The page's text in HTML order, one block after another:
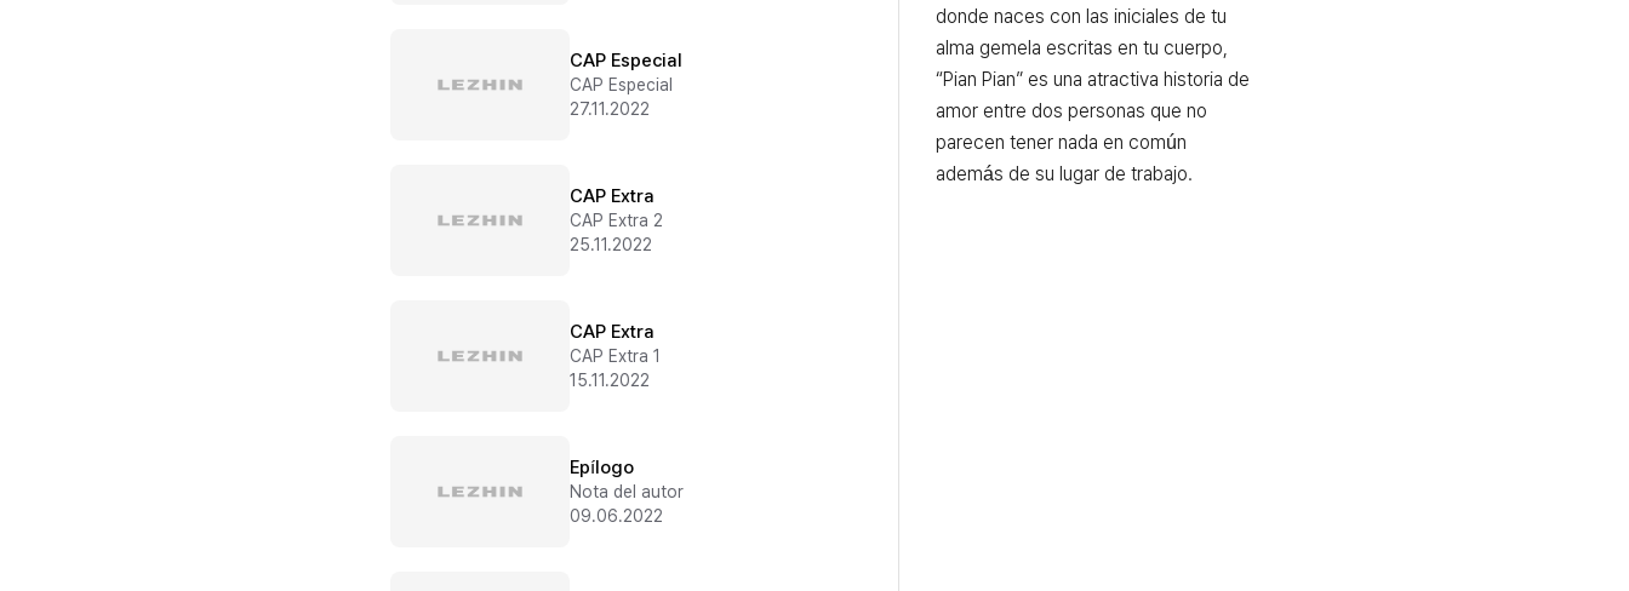
CAP Especial
CAP Especial
27.11.2022
CAP Extra
CAP Extra 2
25.11.2022
CAP Extra
CAP Extra 1
15.11.2022
Epílogo
Nota del autor
09.06.2022
donde naces con las iniciales de tu
alma gemela escritas en tu cuerpo,
“Pian Pian” es una atractiva historia de
amor entre dos personas que no
parecen tener nada en común
además de su lugar de trabajo.